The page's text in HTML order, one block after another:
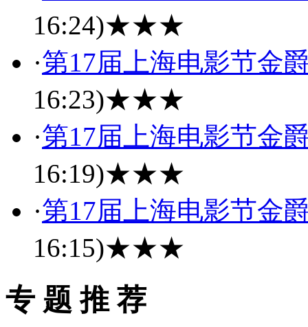
16:24)★★★
·第17届上海电影节金
16:23)★★★
·第17届上海电影节金
16:19)★★★
·第17届上海电影节金
16:15)★★★
专 题 推 荐